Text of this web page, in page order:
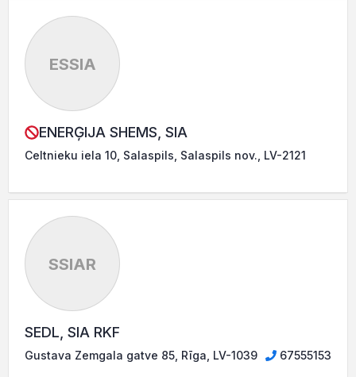
ESSIA
ENERĢIJA SHEMS, SIA
Celtnieku iela 10, Salaspils, Salaspils nov., LV-2121
SSIAR
SEDL, SIA RKF
Gustava Zemgala gatve 85, Rīga, LV-1039 67555153